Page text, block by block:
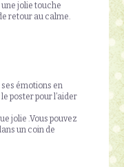
jolie touche
retour au calme.
émotions en
poster pour l’aider
jolie .Vous pouvez
un coin de